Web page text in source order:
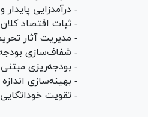
- درآمدزایی
- ثبات اقتصاد کلان
- مدیریت آثار
- شفاف‌سازی
- بودجه‌ریزی مبتنی
- بهینه‌سازی
- تقویت